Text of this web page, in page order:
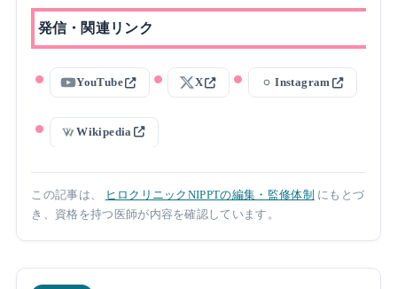
発信・関連リンク
YouTube X Instagram
Wikipedia
この記事は、 ヒロクリニックNIPPTの編集・監修体制 にもとづ
き、資格を持つ医師が内容を確認しています。